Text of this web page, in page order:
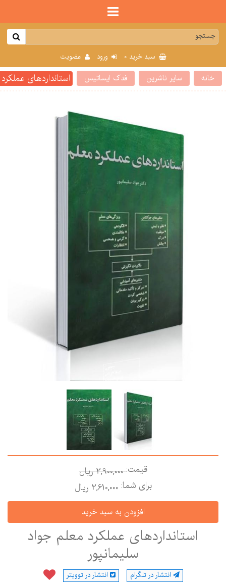
سبد خرید 0 ورود عضویت
خانه سایر ناشرین فدک ایساتیس استانداردهای
قیمت:2,900,000 ريال
برای شما: 2,610,000 ريال
استانداردهای عملکرد معلم جواد
سلیمانپور
انتشار در تلگرام انتشار در توویتر